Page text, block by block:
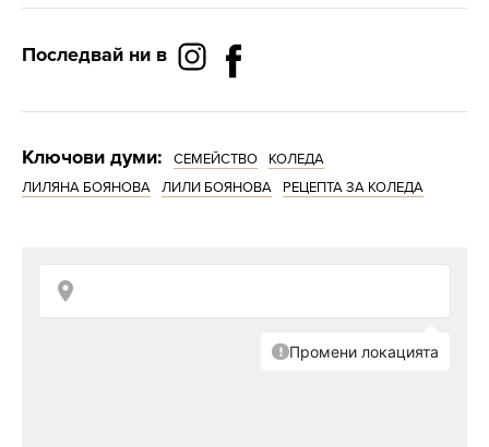
Последвай ни в
Ключови думи: СЕМЕЙСТВО
КОЛЕДА
ЛИЛЯНА БОЯНОВА
ЛИЛИ БОЯНОВА РЕЦЕПТА ЗА КОЛЕДА